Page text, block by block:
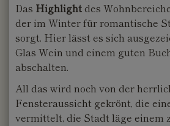
Das Highlight des
der im Winter für romantische
sorgt. Hier lässt es sich
Glas Wein und einem guten
abschalten.
All das wird noch von der
Fensteraussicht gekrönt, die
vermittelt, die Stadt läge einem